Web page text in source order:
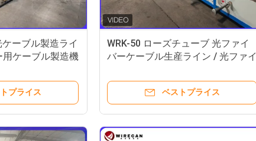
ーブル製造ライ
ケーブル製造機
プライス
WRK-50 ローズチューブ 光ファイ
バーケーブル生産ライン / 光ファイ
シン
ベストプライス